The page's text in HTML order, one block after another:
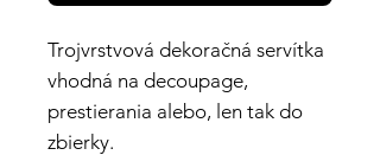
Trojvrstvová dekoračná servítka
vhodná na decoupage,
prestierania alebo, len tak do
zbierky.